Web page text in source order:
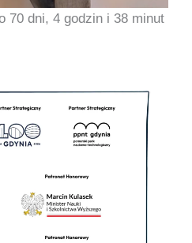
70 dni, 4 godzin i 38 minut